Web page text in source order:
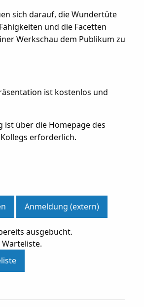
sich darauf, die Wundertüte
und die Facetten
Werkschau dem Publikum zu
ist kostenlos und
ist über die Homepage des
erforderlich.
Anmeldung (extern)
ausgebucht.